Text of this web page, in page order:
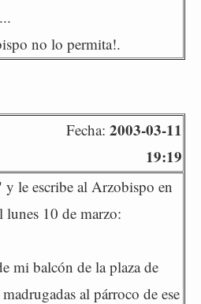
no lo permita!.
Fecha: 2003-03-11
19:19
le escribe al Arzobispo en
10 de marzo:
mi balcón de la plaza de
al párroco de ese